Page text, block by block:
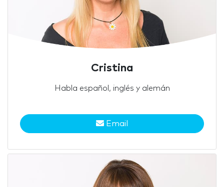
Cristina
Habla español, inglés y alemán
Email